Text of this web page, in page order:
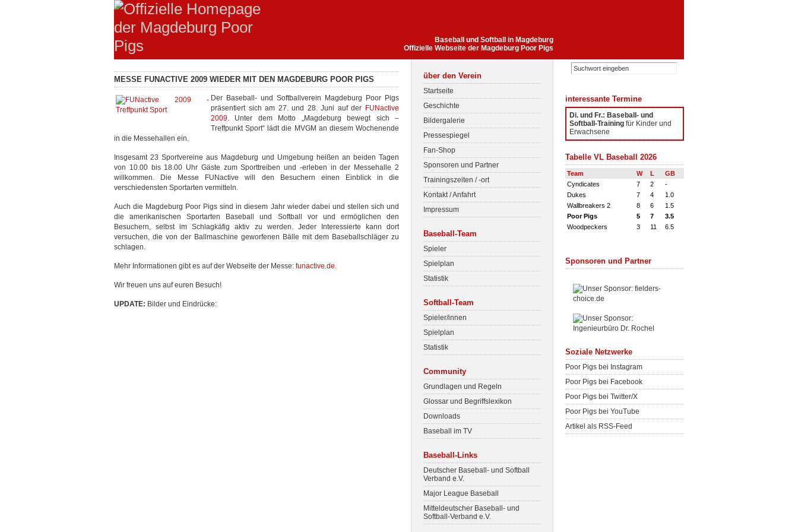
Baseball und Softball in Magdeburg
Offizielle Webseite der Magdeburg Poor Pigs
MESSE FUNACTIVE 2009 WIEDER MIT DEN MAGDEBURG POOR PIGS
Der Baseball- und Softballverein Magdeburg Poor Pigs
präsentiert sich am 27. und 28. Juni auf der FUNactive
2009. Unter dem Motto „Magdeburg bewegt sich –
Treffpunkt Sport“ lädt die MVGM an diesem Wochenende
in die Messehallen ein.
Insgesamt 23 Sportvereine aus Magdeburg und Umgebung heißen an beiden Tagen
von 10.00 bis 18.00 Uhr Gäste zum Sporttreiben und -erleben in der Messehalle 2
willkommen. Die Messe FUNactive will den Besuchern einen Einblick in die
verschiedensten Sportarten vermitteln.
Auch die Magdeburg Poor Pigs sind in diesem Jahr wieder dabei und stellen sich und
die amerikanischen Sportarten Baseball und Softball vor und ermöglichen den
Besuchern, selbst im Schlagkäfig aktiv zu werden. Jeder Interessierte kann dort
versuchen, die von der Ballmaschine geworfenen Bälle mit dem Baseballschläger zu
schlagen.
Mehr Informationen gibt es auf der Webseite der Messe: funactive.de.
Wir freuen uns auf euren Besuch!
UPDATE: Bilder und Eindrücke:
über den Verein
Startseite
Geschichte
Bildergalerie
Pressespiegel
Fan-Shop
Sponsoren und Partner
Trainingszeiten / -ort
Kontakt / Anfahrt
Impressum
Baseball-Team
Spieler
Spielplan
Statistik
Softball-Team
Spieler/innen
Spielplan
Statistik
Community
Grundlagen und Regeln
Glossar und Begriffslexikon
Downloads
Baseball im TV
Baseball-Links
Deutscher Baseball- und Softball
Verband e.V.
Major League Baseball
Mitteldeutscher Baseball- und
Softball-Verband e.V.
interessante Termine
Di. und Fr.: Baseball- und
Softball-Training für Kinder und
Erwachsene
Tabelle VL Baseball 2026
Team W L
GB
Cyndicates
7 2
-
Dukes
7 4
1.0
Wallbreakers 2
8 6
1.5
Poor Pigs
5 7
3.5
Woodpeckers
3 11 6.5
Sponsoren und Partner
Soziale Netzwerke
Poor Pigs bei Instagram
Poor Pigs bei Facebook
Poor Pigs bei Twitter/X
Poor Pigs bei YouTube
Artikel als RSS-Feed